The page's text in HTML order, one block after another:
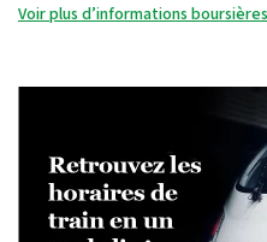
Voir plus d’informations boursières